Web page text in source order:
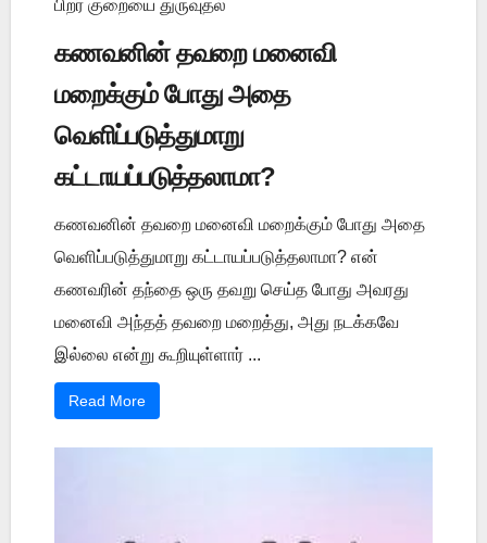
பிறர் குறையை துருவுதல்
கணவனின் தவறை மனைவி
மறைக்கும் போது அதை
வெளிப்படுத்துமாறு
கட்டாயப்படுத்தலாமா?
கணவனின் தவறை மனைவி மறைக்கும் போது அதை
வெளிப்படுத்துமாறு கட்டாயப்படுத்தலாமா? என்
கணவரின் தந்தை ஒரு தவறு செய்த போது அவரது
மனைவி அந்தத் தவறை மறைத்து, அது நடக்கவே
இல்லை என்று கூறியுள்ளார் ...
Read More